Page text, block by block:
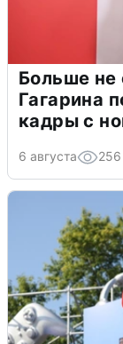
Больше не
Гагарина
кадры с
6 августа 256